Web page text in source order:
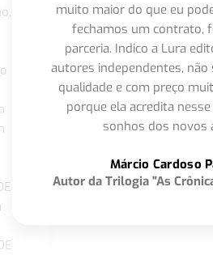
muito maior do que eu
fechamos um contrato,
parceria. Indico a Lura
autores independentes, não
qualidade e com preço
porque ela acredita
sonhos dos novos
Márcio Cardoso
Autor da Trilogia "As